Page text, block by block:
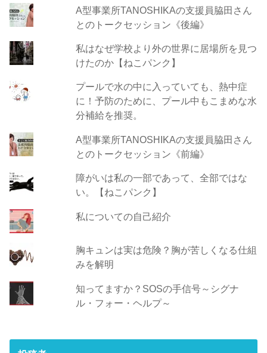
A型事業所TANOSHIKAの支援員脇田さん
とのトークセッション《後編》
私はなぜ学校より外の世界に居場所を見つ
けたのか【ねこパンク】
プールで水の中に入っていても、熱中症
に！予防のために、プール中もこまめな水
分補給を推奨。
A型事業所TANOSHIKAの支援員脇田さん
とのトークセッション《前編》
障がいは私の一部であって、全部ではな
い。【ねこパンク】
私についての自己紹介
胸キュンは実は危険？胸が苦しくなる仕組
みを解明
知ってますか？SOSの手信号～シグナ
ル・フォー・ヘルプ～